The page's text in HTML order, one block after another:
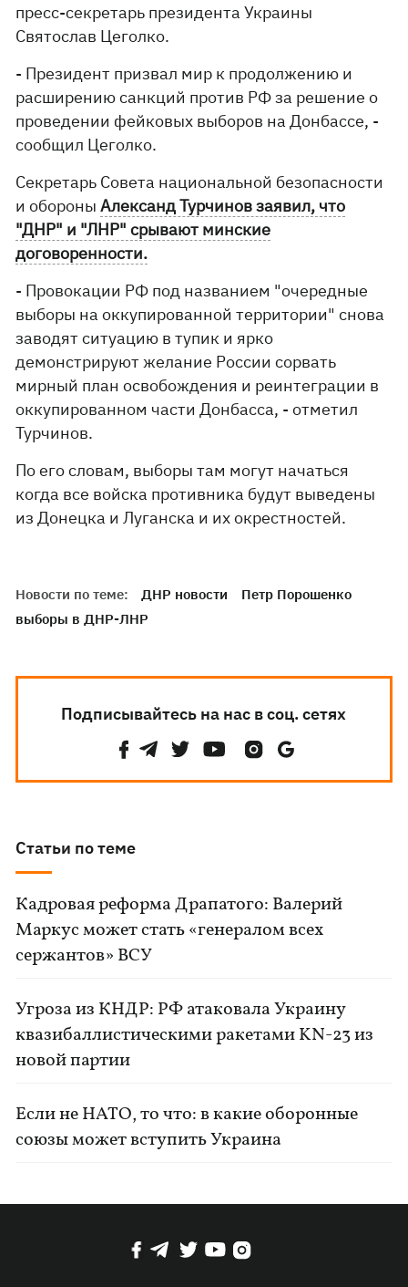
пресс-секретарь президента Украины
Святослав Цеголко.
- Президент призвал мир к продолжению и
расширению санкций против РФ за решение о
проведении фейковых выборов на Донбассе, -
сообщил Цеголко.
Секретарь Совета национальной безопасности
и обороныАлександ Турчинов заявил, что
"ДНР" и "ЛНР" срывают минские
договоренности.
- Провокации РФ под названием "очередные
выборы на оккупированной территории" снова
заводят ситуацию в тупик и ярко
демонстрируют желание России сорвать
мирный план освобождения и реинтеграции в
оккупированном части Донбасса, - отметил
Турчинов.
По его словам, выборы там могут начаться
когда все войска противника будут выведены
из Донецка и Луганска и их окрестностей.
Новости по теме: ДНР новости
Петр Порошенко
выборы в ДНР-ЛНР
Подписывайтесь на нас в соц. сетях
Статьи по теме
Кадровая реформа Драпатого: Валерий
Маркус может стать «генералом всех
сержантов» ВСУ
Угроза из КНДР: РФ атаковала Украину
квазибаллистическими ракетами KN-23 из
новой партии
Если не НАТО, то что: в какие оборонные
союзы может вступить Украина